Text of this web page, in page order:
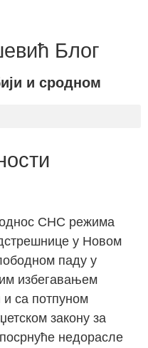
Блог
и сродном
однос СНС режима
у Новом
паду у
избегавањем
са потпуном
закону за
недорасле